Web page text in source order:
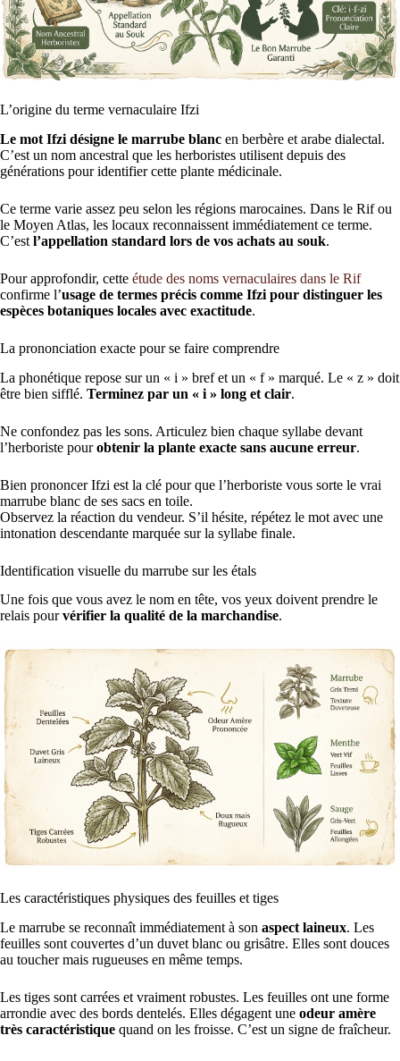
L’origine du terme vernaculaire Ifzi
Le mot Ifzi désigne le marrube blanc en berbère et arabe dialectal.
C’est un nom ancestral que les herboristes utilisent depuis des
générations pour identifier cette plante médicinale.
Ce terme varie assez peu selon les régions marocaines. Dans le Rif ou
le Moyen Atlas, les locaux reconnaissent immédiatement ce terme.
C’est l’appellation standard lors de vos achats au souk.
Pour approfondir, cette étude des noms vernaculaires dans le Rif
confirme l’usage de termes précis comme Ifzi pour distinguer les
espèces botaniques locales avec exactitude.
La prononciation exacte pour se faire comprendre
La phonétique repose sur un « i » bref et un « f » marqué. Le « z » doit
être bien sifflé. Terminez par un « i » long et clair.
Ne confondez pas les sons. Articulez bien chaque syllabe devant
l’herboriste pourobtenir la plante exacte sans aucune erreur.
Bien prononcer Ifzi est la clé pour que l’herboriste vous sorte le vrai
marrube blanc de ses sacs en toile.
Observez la réaction du vendeur. S’il hésite, répétez le mot avec une
intonation descendante marquée sur la syllabe finale.
Identification visuelle du marrube sur les étals
Une fois que vous avez le nom en tête, vos yeux doivent prendre le
relais pourvérifier la qualité de la marchandise.
Les caractéristiques physiques des feuilles et tiges
Le marrube se reconnaît immédiatement à son aspect laineux. Les
feuilles sont couvertes d’un duvet blanc ou grisâtre. Elles sont douces
au toucher mais rugueuses en même temps.
Les tiges sont carrées et vraiment robustes. Les feuilles ont une forme
arrondie avec des bords dentelés. Elles dégagent une odeur amère
très caractéristique quand on les froisse. C’est un signe de fraîcheur.